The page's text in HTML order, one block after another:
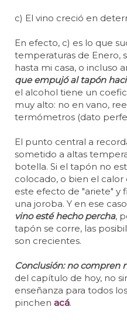
c) El vino creció en
En efecto, c) es lo que
temperaturas de Enero,
hasta mi casa, o incluso
que empujó al tapón
el alcohol tiene un
muy alto: no en vano,
termómetros (dato
El punto central a
sometido a altas
botella. Si el tapón no
colocado, o bien el calor
este efecto de "ariete" y
una joroba. Y en ese
vino esté hecho percha,
tapón se corre, las
son crecientes.
Conclusión: no compren
del capítulo de hoy, no
enseñanza para todos
pinchen acá.